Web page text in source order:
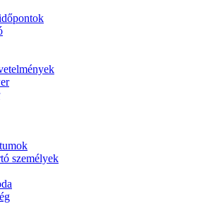
személyek